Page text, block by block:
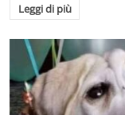
Leggi di più